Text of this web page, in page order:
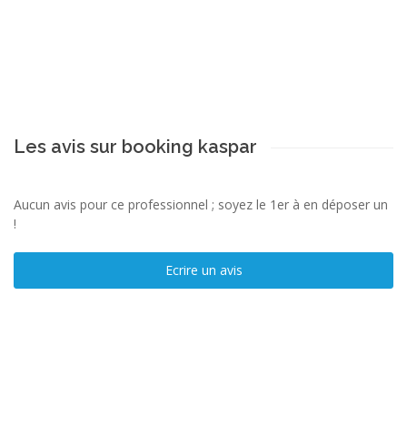
Les avis sur booking kaspar
Aucun avis pour ce professionnel ; soyez le 1er à en déposer un
!
Ecrire un avis